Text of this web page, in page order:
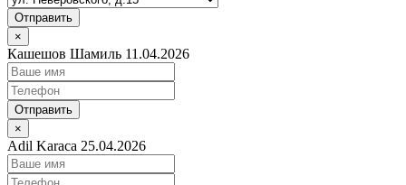
Отправить
×
Кашешов Шамиль 11.04.2026
Отправить
×
Adil Karaca 25.04.2026